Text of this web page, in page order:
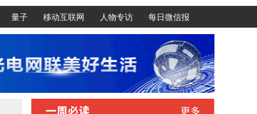
量子 移动互联网 人物专访 每日微信报